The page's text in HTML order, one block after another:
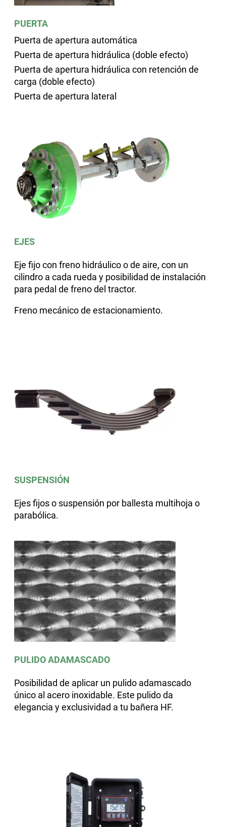
PUERTA
Puerta de apertura automática
Puerta de apertura hidráulica (doble efecto)
Puerta de apertura hidráulica con retención de
carga (doble efecto)
Puerta de apertura lateral
EJES
Eje fijo con freno hidráulico o de aire, con un
cilindro a cada rueda y posibilidad de instalación
para pedal de freno del tractor.
Freno mecánico de estacionamiento.
SUSPENSIÓN
Ejes fijos o suspensión por ballesta multihoja o
parabólica.
PULIDO ADAMASCADO
Posibilidad de aplicar un pulido adamascado
único al acero inoxidable. Este pulido da
elegancia y exclusividad a tu bañera HF.